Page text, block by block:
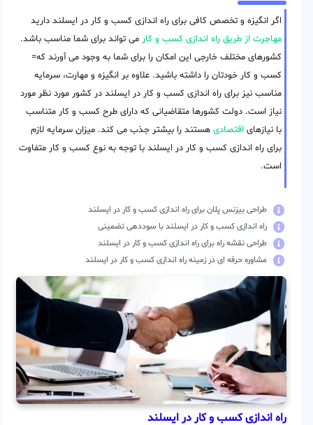
اگر انگیزه و تخصص کافی برای راه اندازی کسب و کار در ایسلند دارید
مهاجرت از طریق راه اندازی کسب و کار می تواند برای شما مناسب باشد.
کشورهای مختلف خارجی این امکان را برای شما به وجود می آورند که=
کسب و کار خودتان را داشته باشید. علاوه بر انگیزه و مهارت، سرمایه
مناسب نیز برای راه اندازی کسب و کار در ایسلند در کشور مورد نظر مورد
نیاز است. دولت کشورها متقاضیانی که دارای طرح کسب و کار متناسب
با نیازهای اقتصادی هستند را بیشتر جذب می کند. میزان سرمایه لازم
برای راه اندازی کسب و کار در ایسلند با توجه به نوع کسب و کار متفاوت
است.
طراحی بیزنس پلان برای راه اندازی کسب و کار در ایسلند
راه اندازی کسب و کار در ایسلند با سوددهی تضمینی
طراحی نقشه راه برای راه اندازی کسب و کار در ایسلند
مشاوره حرفه ای در زمینه راه اندازی کسب و کار در ایسلند
راه اندازی کسب و کار در ایسلند